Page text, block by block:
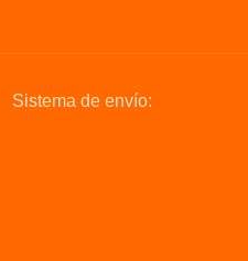
Sistema de envío: